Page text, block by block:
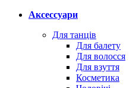
Аксессуари
Для танців
Для балету
Для волосся
Для взуття
Косметика